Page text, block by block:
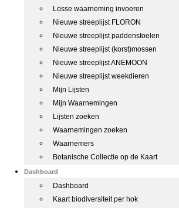
Losse waarneming invoeren
Nieuwe streeplijst FLORON
Nieuwe streeplijst paddenstoelen
Nieuwe streeplijst (korst)mossen
Nieuwe streeplijst ANEMOON
Nieuwe streeplijst weekdieren
Mijn Lijsten
Mijn Waarnemingen
Lijsten zoeken
Waarnemingen zoeken
Waarnemers
Botanische Collectie op de Kaart
Dashboard
Dashboard
Kaart biodiversiteit per hok